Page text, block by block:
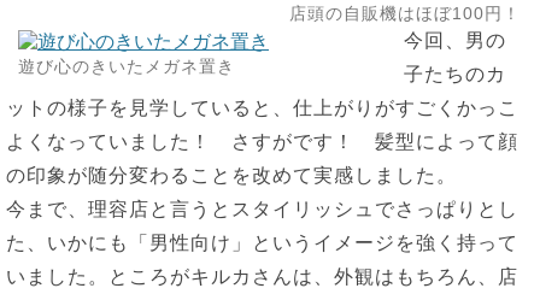
店頭の自販機はほぼ100円！
遊び心のきいたメガネ置き
今回、男の
子たちのカ
ットの様子を見学していると、仕上がりがすごくかっこ
よくなっていました！ さすがです！ 髪型によって顔
の印象が随分変わることを改めて実感しました。
今まで、理容店と言うとスタイリッシュでさっぱりとし
た、いかにも「男性向け」というイメージを強く持って
いました。ところがキルカさんは、外観はもちろん、店